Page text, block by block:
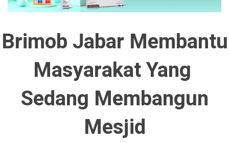
Brimob Jabar Membantu
Masyarakat Yang
Sedang Membangun
Mesjid